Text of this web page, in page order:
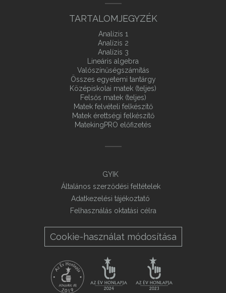
TARTALOMJEGYZÉK
Analízis 1
Analízis 2
Analízis 3
Lineáris algebra
Valószínűségszámítás
Összes egyetemi tantárgy
Középiskolai matek (teljes)
Felsős matek (teljes)
Matek felvételi felkészítő
Matek érettségi felkészítő
MatekingPRO előfizetés
GYIK
Általános szerződési feltételek
Adatkezelési tájékoztató
Felhasználás oktatási célra
Cookie-használat módosítása